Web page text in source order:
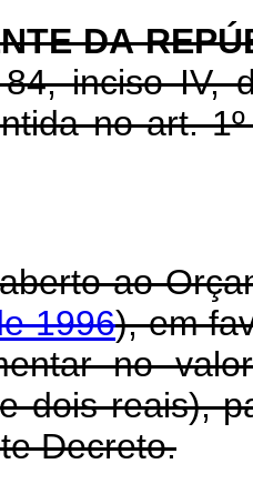
DA
inciso IV,
no art.
ao
1996), em
no
dois reais),
Decreto.